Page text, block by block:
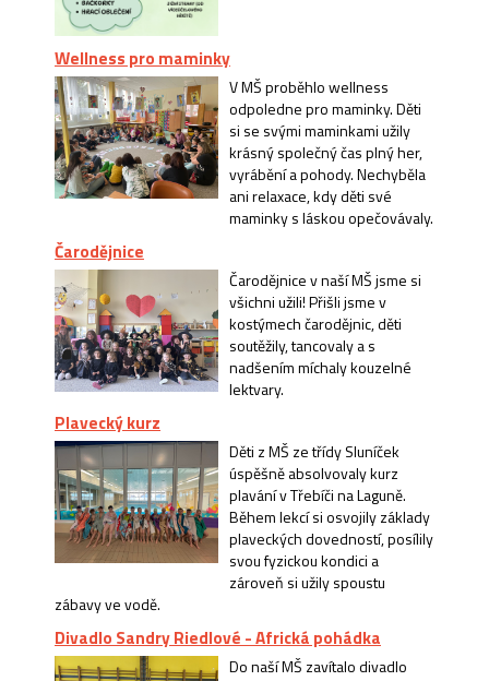
Wellness pro maminky
V MŠ proběhlo wellness
odpoledne pro maminky. Děti
si se svými maminkami užily
krásný společný čas plný her,
vyrábění a pohody. Nechyběla
ani relaxace, kdy děti své
maminky s láskou opečovávaly.
Čarodějnice
Čarodějnice v naší MŠ jsme si
všichni užili! Přišli jsme v
kostýmech čarodějnic, děti
soutěžily, tancovaly a s
nadšením míchaly kouzelné
lektvary.
Plavecký kurz
Děti z MŠ ze třídy Sluníček
úspěšně absolvovaly kurz
plavání v Třebíči na Laguně.
Během lekcí si osvojily základy
plaveckých dovedností, posílily
svou fyzickou kondici a
zároveň si užily spoustu
zábavy ve vodě.
Divadlo Sandry Riedlové - Africká pohádka
Do naší MŠ zavítalo divadlo